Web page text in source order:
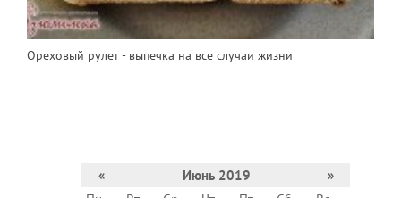
Ореховый рулет - выпечка на все случаи жизни
« Июнь 2019
»